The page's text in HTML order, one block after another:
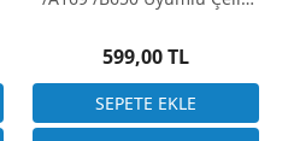
599,00 TL